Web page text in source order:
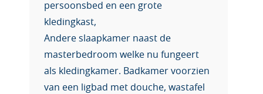
persoonsbed en een grote
kledingkast,
Andere slaapkamer naast de
masterbedroom welke nu fungeert
als kledingkamer. Badkamer voorzien
van een ligbad met douche, wastafel